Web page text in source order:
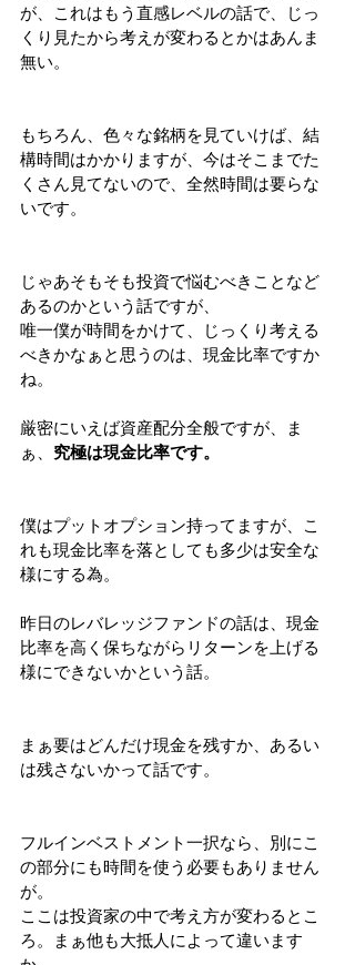
が、これはもう直感レベルの話で、じっ
くり見たから考えが変わるとかはあんま
無い。
もちろん、色々な銘柄を見ていけば、結
構時間はかかりますが、今はそこまでた
くさん見てないので、全然時間は要らな
いです。
じゃあそもそも投資で悩むべきことなど
あるのかという話ですが、
唯一僕が時間をかけて、じっくり考える
べきかなぁと思うのは、現金比率ですか
ね。
厳密にいえば資産配分全般ですが、ま
ぁ、 究極は現金比率です。
僕はプットオプション持ってますが、こ
れも現金比率を落としても多少は安全な
様にする為。
昨日のレバレッジファンドの話は、現金
比率を高く保ちながらリターンを上げる
様にできないかという話。
まぁ要はどんだけ現金を残すか、あるい
は残さないかって話です。
フルインベストメント一択なら、別にこ
の部分にも時間を使う必要もありません
が。
ここは投資家の中で考え方が変わるとこ
ろ。まぁ他も大抵人によって違います